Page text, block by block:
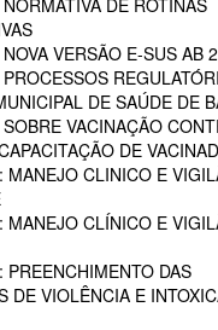
DE ROTINAS
VERSÃO E-SUS AB
DE SAÚDE DE
VACINAÇÃO
DE
MANEJO CLINICO E
MANEJO CLÍNICO E
PREENCHIMENTO DAS
DE VIOLÊNCIA E